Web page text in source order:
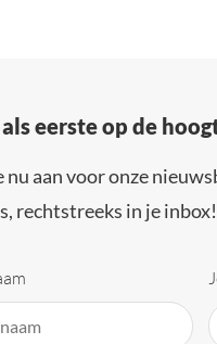
eerste op de
nu aan voor onze
rechtstreeks in je inbox!